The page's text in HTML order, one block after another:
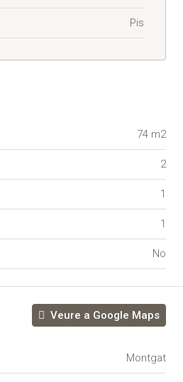
Pis
74 m2
2
1
1
No
Veure a Google Maps
Montgat